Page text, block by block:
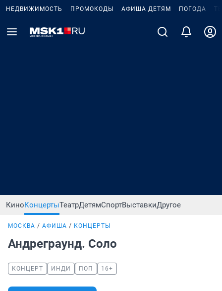
НЕДВИЖИМОСТЬ ПРОМОКОДЫ АФИША ДЕТЯМ ПОГОДА
КиноКонцертыТеатрДетямСпортВыставкиДругое
МОСКВА АФИША КОНЦЕРТЫ
Андреграунд. Соло
КОНЦЕРТ ИНДИ ПОП 16+